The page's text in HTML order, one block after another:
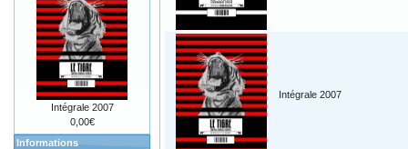
Intégrale 2007
Intégrale 2007
0,00€
Informations